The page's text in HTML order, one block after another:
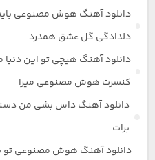
دانلود آهنگ هوش مصنوعی
دلدادگی گل عشق همدرد
دانلود آهنگ هیچی تو این
کنسرت هوش مصنوعی میرا
دانلود آهنگ داس بشی من
برات
دانلود آهنگ هوش مصنوعی